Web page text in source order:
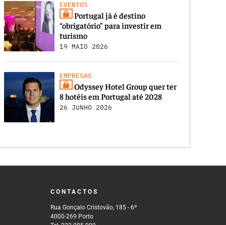
EVENTOS
Portugal já é destino
“obrigatório” para investir em
turismo
19 MAIO 2026
EMPRESAS
Odyssey Hotel Group quer ter
8 hotéis em Portugal até 2028
26 JUNHO 2026
CONTACTOS
Rua Gonçalo Cristovão, 185 - 6º
4000-269 Porto